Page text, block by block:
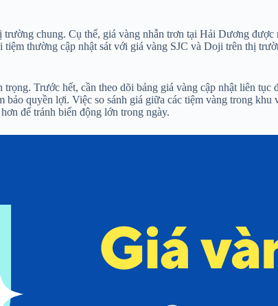
chung. Cụ thể, giá vàng nhẫn trơn tại Hải Dương
thường cập nhật sát với giá vàng SJC và Doji trên thị
Trước hết, cần theo dõi bảng giá vàng cập nhật liên tục
quyền lợi. Việc so sánh giá giữa các tiệm vàng trong
để tránh biến động lớn trong ngày.